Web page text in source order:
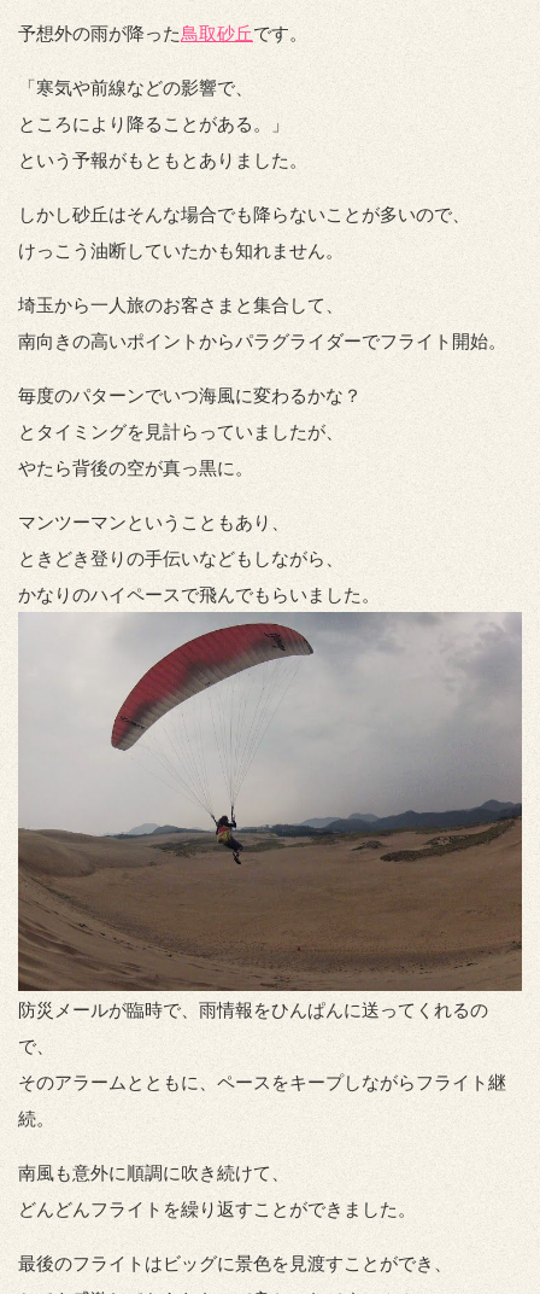
予想外の雨が降った鳥取砂丘です。
「寒気や前線などの影響で、
ところにより降ることがある。」
という予報がもともとありました。
しかし砂丘はそんな場合でも降らないことが多いので、
けっこう油断していたかも知れません。
埼玉から一人旅のお客さまと集合して、
南向きの高いポイントからパラグライダーでフライト開始。
毎度のパターンでいつ海風に変わるかな？
とタイミングを見計らっていましたが、
やたら背後の空が真っ黒に。
マンツーマンということもあり、
ときどき登りの手伝いなどもしながら、
かなりのハイペースで飛んでもらいました。
防災メールが臨時で、雨情報をひんぱんに送ってくれるの
で、
そのアラームとともに、ペースをキープしながらフライト継
続。
南風も意外に順調に吹き続けて、
どんどんフライトを繰り返すことができました。
最後のフライトはビッグに景色を見渡すことができ、